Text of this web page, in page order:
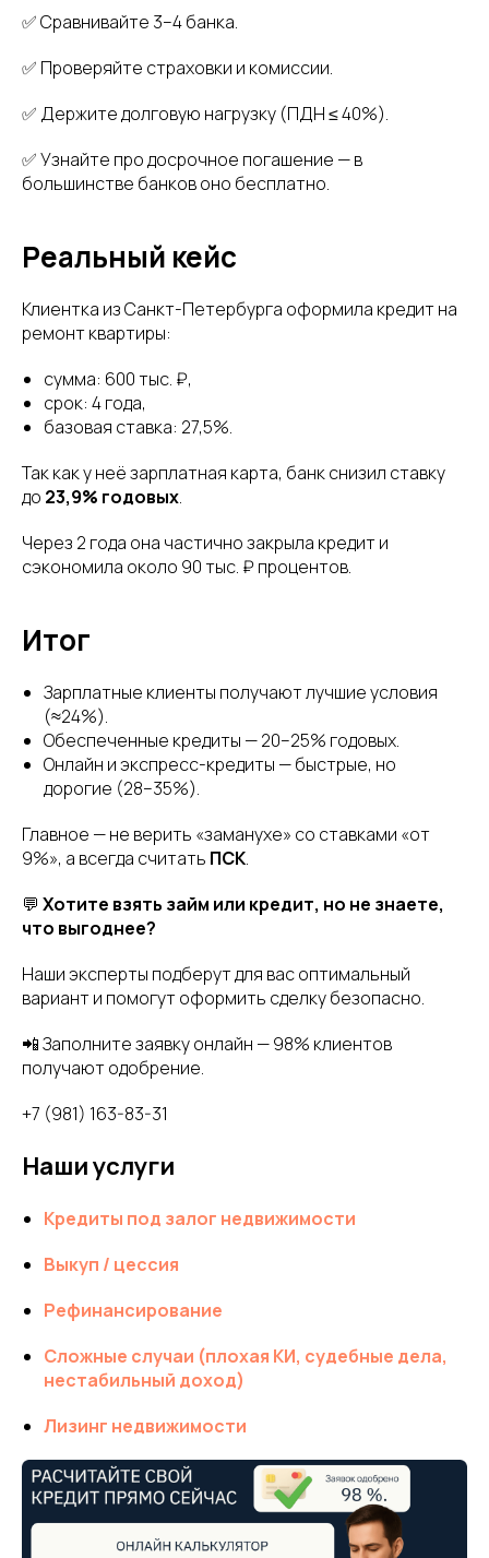
✅ Сравнивайте 3–4 банка.
✅ Проверяйте страховки и комиссии.
✅ Держите долговую нагрузку (ПДН ≤ 40%).
✅ Узнайте про досрочное погашение — в
большинстве банков оно бесплатно.
Реальный кейс
Клиентка из Санкт-Петербурга оформила кредит на
ремонт квартиры:
сумма: 600 тыс. ₽,
срок: 4 года,
базовая ставка: 27,5%.
Так как у неё зарплатная карта, банк снизил ставку
до 23,9% годовых.
Через 2 года она частично закрыла кредит и
сэкономила около 90 тыс. ₽ процентов.
Итог
Зарплатные клиенты получают лучшие условия
(≈24%).
Обеспеченные кредиты — 20–25% годовых.
Онлайн и экспресс-кредиты — быстрые, но
дорогие (28–35%).
Главное — не верить «заманухе» со ставками «от
9%», а всегда считать ПСК.
💬 Хотите взять займ или кредит, но не знаете,
что выгоднее?
Наши эксперты подберут для вас оптимальный
вариант и помогут оформить сделку безопасно.
📲 Заполните заявку онлайн — 98% клиентов
получают одобрение.
+7 (981) 163-83-31
Наши услуги
Кредиты под залог недвижимости
Выкуп / цессия
Рефинансирование
Сложные случаи (плохая КИ, судебные дела,
нестабильный доход)
Лизинг недвижимости